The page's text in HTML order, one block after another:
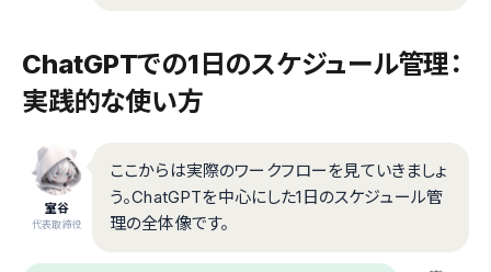
ChatGPTでの1日のスケジュール管理：
実践的な使い方
室谷
代表取締役
ここからは実際のワークフローを見ていきましょ
う。ChatGPTを中心にした1日のスケジュール管
理の全体像です。